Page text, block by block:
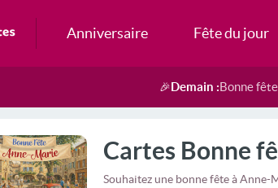
Anniversaire Fête du jour
🎉Demain :Bonne
Cartes Bonne
Souhaitez une bonne fête à Anne-